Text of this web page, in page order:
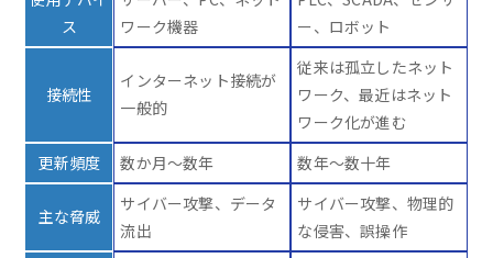
ス
ワーク機器
ー、ロボット
接続性
インターネット接続が
一般的
従来は孤立したネット
ワーク、最近はネット
ワーク化が進む
更新頻度
数か月～数年 数年～数十年
主な脅威
サイバー攻撃、データ
流出
サイバー攻撃、物理的
な侵害、誤操作